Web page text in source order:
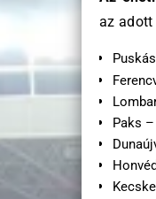
az adott
Paks